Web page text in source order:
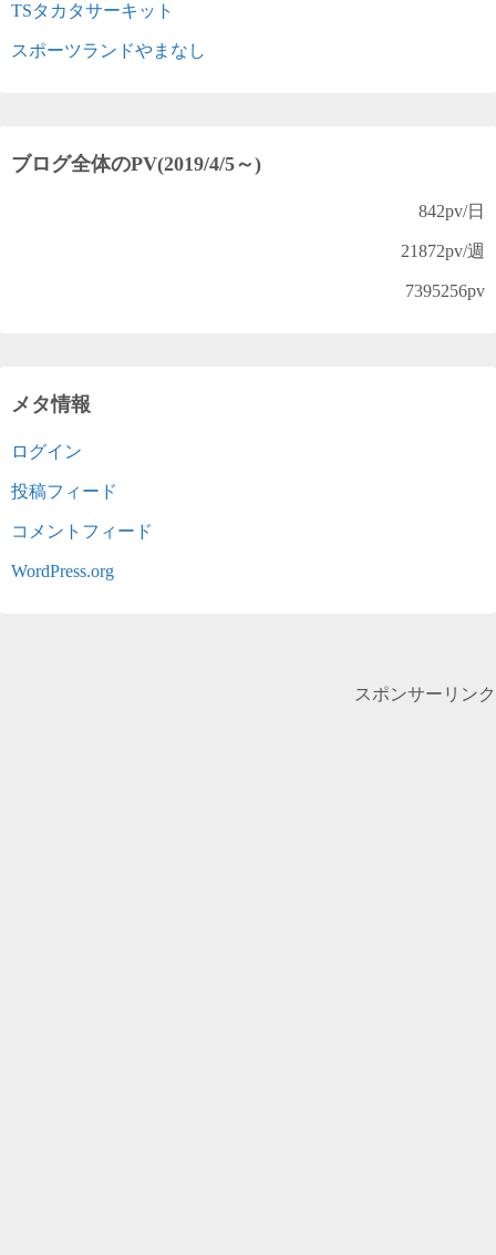
TSタカタサーキット
スポーツランドやまなし
ブログ全体のPV(2019/4/5～)
842pv/日
21872pv/週
7395256pv
メタ情報
ログイン
投稿フィード
コメントフィード
WordPress.org
スポンサーリンク